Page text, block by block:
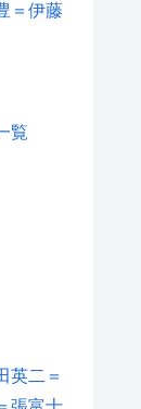
＝伊藤
覧
英二＝